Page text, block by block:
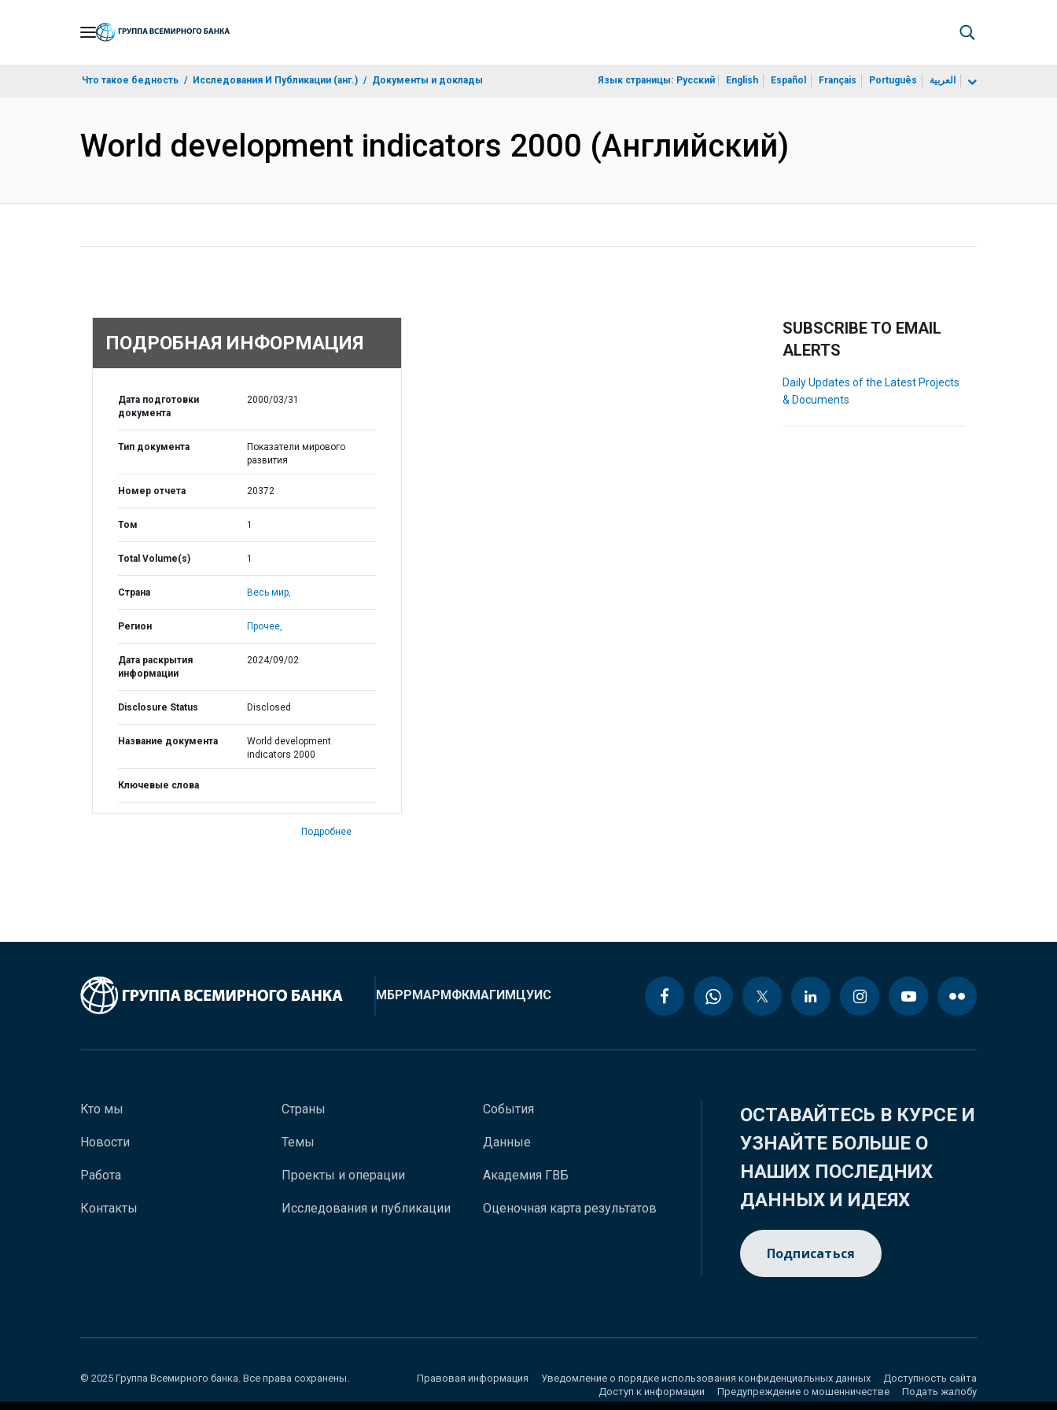
Что такое бедность Исследования И Публикации (анг.) Документы и доклады Язык страницы: Русский English Español Français Português العربية
World development indicators 2000 (Английский)
ПОДРОБНАЯ ИНФОРМАЦИЯ
Дата подготовки
документа
2000/03/31
Тип документа
Показатели мирового
развития
Номер отчета 20372
Том 1
Total Volume(s) 1
Страна Весь мир,
Регион Прочее,
Дата раскрытия
информации
2024/09/02
Disclosure Status Disclosed
Название документа
World development
indicators 2000
Ключевые слова
Подробнее
SUBSCRIBE TO EMAIL
ALERTS
Daily Updates of the Latest Projects
& Documents
МБРРМАРМФКМАГИМЦУИС
Кто мы
Новости
Работа
Контакты
Страны
Темы
Проекты и операции
Исследования и публикации
События
Данные
Академия ГВБ
Оценочная карта результатов
ОСТАВАЙТЕСЬ В КУРСЕ И
УЗНАЙТЕ БОЛЬШЕ О
НАШИХ ПОСЛЕДНИХ
ДАННЫХ И ИДЕЯХ
Подписаться
© 2025 Группа Всемирного банка. Все права сохранены. Правовая информация Уведомление о порядке использования конфиденциальных данных
Доступность сайта
Доступ к информации
Предупреждение о мошенничестве Подать жалобу